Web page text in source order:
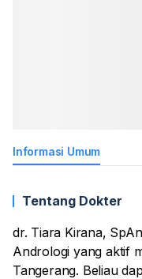
Informasi Umum
Tentang Dokter
dr. Tiara Kirana,
Andrologi yang aktif
Tangerang. Beliau